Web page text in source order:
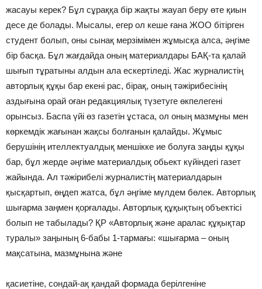
жасауы керек? Бұл сұраққа бір жақты жауап беру өте қиын
десе де болады. Мысалы, егер ол кеше ғана ЖОО бітірген
студент болып, оны сынақ мерзімімен жұмысқа алса, әңгіме
бір басқа. Бұл жағдайда оның материалдары БАҚ-та қалай
шығып тұратыны алдын ала ескертіледі. Жас журналистің
авторлық құқы бар екені рас, бірақ, оның тәжірибесінің
аздығына орай оған редакциялық түзетуге өкпелегені
орынсыз. Баспа үйі өз газетін ұстаса, ол оның мазмұны мен
көркемдік жағынан жақсы болғанын қалайды. Жұмыс
берушінің ителлектуалдық меншікке ие болуға заңды құқы
бар, бұл жерде әңгіме материалдық обьект күйіндегі газет
жайында. Ал тәжірибелі журналистің материалдарын
қысқартып, өңдеп жатса, бұл әңгіме мүлдем бөлек. Авторлық
шығарма заңмен қорғалады. Авторлық құқықтың объектісі
болып не табылады? ҚР «Авторлық және аралас құқықтар
туралы» заңының 6-бабы 1-тармағы: «шығарма – оның
мақсатына, мазмұнына және
қасиетіне, сондай-ақ қандай формада берілгеніне